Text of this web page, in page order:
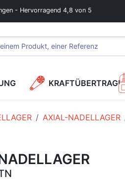
- Hervorragend 4,8 von 5
AXIAL-NADELLAGER